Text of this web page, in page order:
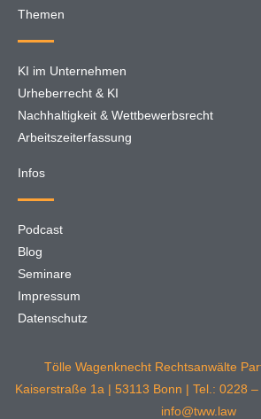
Themen
KI im Unternehmen
Urheberrecht & KI
Nachhaltigkeit & Wettbewerbsrecht
Arbeitszeiterfassung
Infos
Podcast
Blog
Seminare
Impressum
Datenschutz
Tölle Wagenknecht Rechtsanwälte
Kaiserstraße 1a | 53113 Bonn | Tel.: 0228
info@tww.law